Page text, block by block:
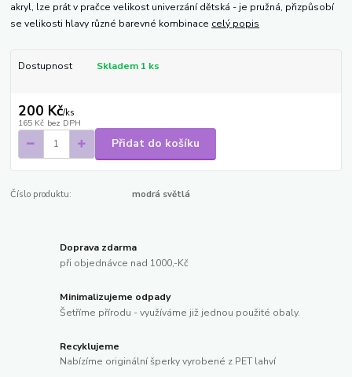
akryl, lze prát v pračce velikost univerzání dětská - je pružná, přizpůsobí
se velikosti hlavy různé barevné kombinace celý popis
Dostupnost Skladem 1 ks
200 Kč/ks
165 Kč bez DPH
Přidat do košíku
Číslo produktu: modrá světlá
Doprava zdarma
při objednávce nad 1000,-Kč
Minimalizujeme odpady
Šetříme přírodu - využíváme již jednou použité obaly.
Recyklujeme
Nabízíme originální šperky vyrobené z PET lahví